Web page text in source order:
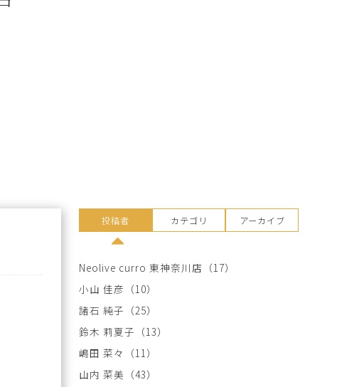
投稿者 カテゴリ アーカイブ
Neolive curro 東神奈川店 （17）
小山 佳彦 （10）
諸石 純子 （25）
鈴木 莉夏子 （13）
嶋田 菜々
（11）
山内 菜美 （43）